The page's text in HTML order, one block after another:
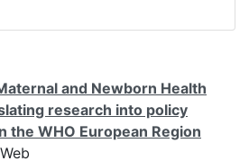
and Newborn Health
research into policy
the WHO European Region